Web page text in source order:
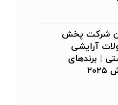
شرکت پخش
آرایشی
| برندهای